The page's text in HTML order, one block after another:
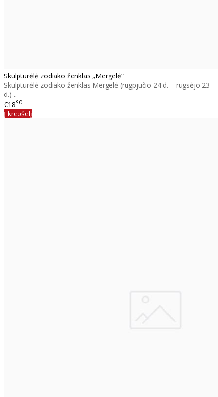
Skulptūrėlė zodiako ženklas „Mergelė“
Skulptūrėlė zodiako ženklas Mergelė (rugpjūčio 24 d. – rugsėjo 23
d.) ..
€1890
Į krepšelį